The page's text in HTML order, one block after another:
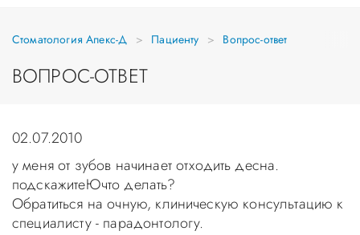
Стоматология Апекс-Д Пациенту Вопрос-ответ
ВОПРОС-ОТВЕТ
02.07.2010
у меня от зубов начинает отходить десна.
подскажитеЮчто делать?
Обратиться на очную, клиническую консультацию к
специалисту - парадонтологу.